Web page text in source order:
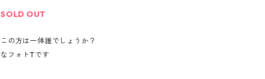
SOLD OUT
この方は一体誰でしょうか？
なフォトTです